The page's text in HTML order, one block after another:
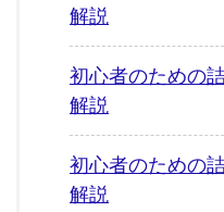
解説
初心者のための
解説
初心者のための
解説